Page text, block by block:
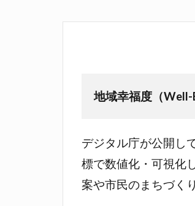
地域幸福度（Well-
デジタル庁が公開し
標で数値化・可視化
案や市民のまちづく